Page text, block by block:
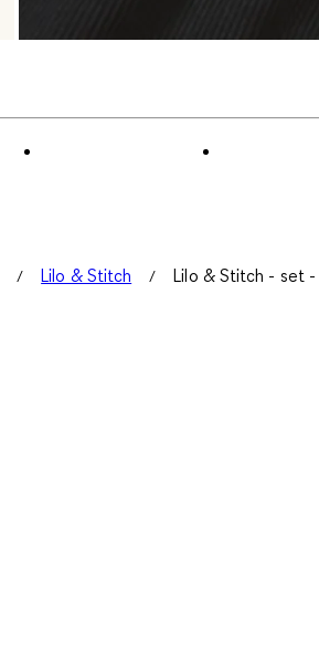
Lilo & Stitch Lilo & Stitch - set